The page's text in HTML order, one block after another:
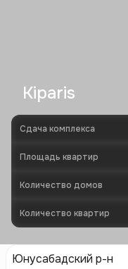
Kiparis
Сдача комплекса
Площадь квартир
Количество домов
Количество квартир
Юнусабадский р-н